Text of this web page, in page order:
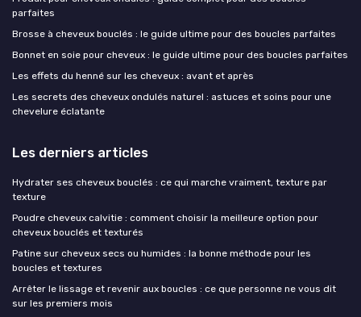
parfaites
Brosse à cheveux bouclés : le guide ultime pour des boucles parfaites
Bonnet en soie pour cheveux : le guide ultime pour des boucles parfaites
Les effets du henné sur les cheveux : avant et après
Les secrets des cheveux ondulés naturel : astuces et soins pour une
chevelure éclatante
Les derniers articles
Hydrater ses cheveux bouclés : ce qui marche vraiment, texture par
texture
Poudre cheveux calvitie : comment choisir la meilleure option pour
cheveux bouclés et texturés
Patine sur cheveux secs ou humides : la bonne méthode pour les
boucles et textures
Arrêter le lissage et revenir aux boucles : ce que personne ne vous dit
sur les premiers mois